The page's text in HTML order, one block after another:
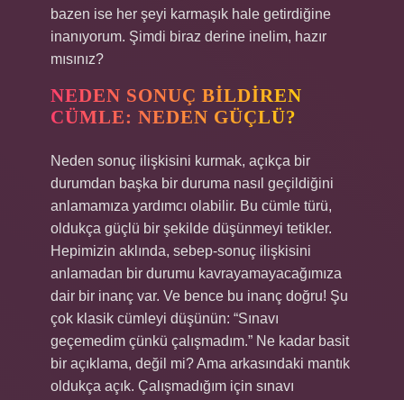
bazen ise her şeyi karmaşık hale getirdiğine
inanıyorum. Şimdi biraz derine inelim, hazır
mısınız?
NEDEN SONUÇ BILDIREN
CÜMLE: NEDEN GÜÇLÜ?
Neden sonuç ilişkisini kurmak, açıkça bir
durumdan başka bir duruma nasıl geçildiğini
anlamamıza yardımcı olabilir. Bu cümle türü,
oldukça güçlü bir şekilde düşünmeyi tetikler.
Hepimizin aklında, sebep-sonuç ilişkisini
anlamadan bir durumu kavrayamayacağımıza
dair bir inanç var. Ve bence bu inanç doğru! Şu
çok klasik cümleyi düşünün: “Sınavı
geçemedim çünkü çalışmadım.” Ne kadar basit
bir açıklama, değil mi? Ama arkasındaki mantık
oldukça açık. Çalışmadığım için sınavı